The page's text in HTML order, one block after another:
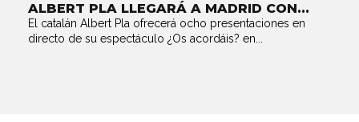
ALBERT PLA LLEGARÁ A MADRID CON...
El catalán Albert Pla ofrecerá ocho presentaciones en
directo de su espectáculo ¿Os acordáis? en...